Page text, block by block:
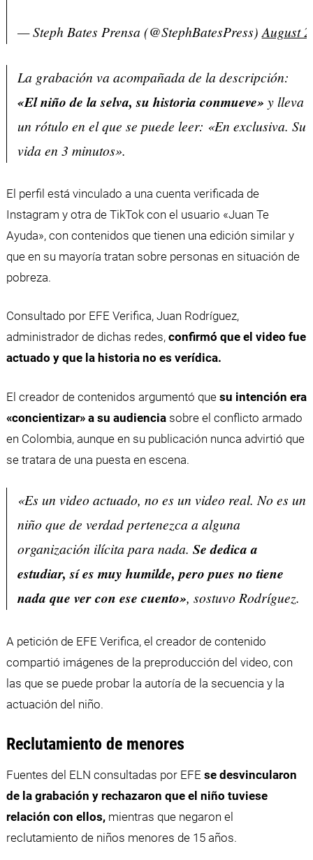
— Steph Bates Prensa (@StephBatesPress)August
La grabación va acompañada de la descripción:
«El niño de la selva, su historia conmueve» y lleva
un rótulo en el que se puede leer: «En exclusiva. Su
vida en 3 minutos».
El perfil está vinculado a una cuenta verificada de
Instagram y otra de TikTok con el usuario «Juan Te
Ayuda», con contenidos que tienen una edición similar y
que en su mayoría tratan sobre personas en situación de
pobreza.
Consultado por EFE Verifica, Juan Rodríguez,
administrador de dichas redes, confirmó que el video fue
actuado y que la historia no es verídica.
El creador de contenidos argumentó quesu intención era
«concientizar» a su audienciasobre el conflicto armado
en Colombia, aunque en su publicación nunca advirtió que
se tratara de una puesta en escena.
«Es un video actuado, no es un video real. No es un
niño que de verdad pertenezca a alguna
organización ilícita para nada. Se dedica a
estudiar, sí es muy humilde, pero pues no tiene
nada que ver con ese cuento», sostuvo Rodríguez.
A petición de EFE Verifica, el creador de contenido
compartió imágenes de la preproducción del video, con
las que se puede probar la autoría de la secuencia y la
actuación del niño.
Reclutamiento de menores
Fuentes del ELN consultadas por EFE se desvincularon
de la grabación y rechazaron que el niño tuviese
relación con ellos,mientras que negaron el
reclutamiento de niños menores de 15 años.